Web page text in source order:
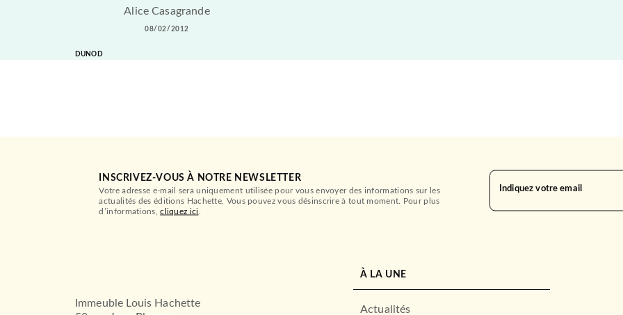
Alice Casagrande
08/02/2012
DUNOD
INSCRIVEZ-VOUS À NOTRE NEWSLETTER
Votre adresse e-mail sera uniquement utilisée pour vous envoyer des informations sur les
actualités des éditions Hachette. Vous pouvez vous désinscrire à tout moment. Pour plus
d’informations,cliquez ici
Indiquez votre email
Immeuble Louis Hachette
À LA UNE
Actualités